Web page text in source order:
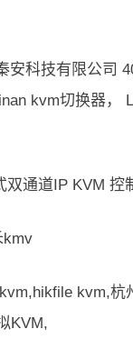
科技有限公司
kvm切换器，
双通道IP KVM 控
kmv
kvm,杭
KVM,